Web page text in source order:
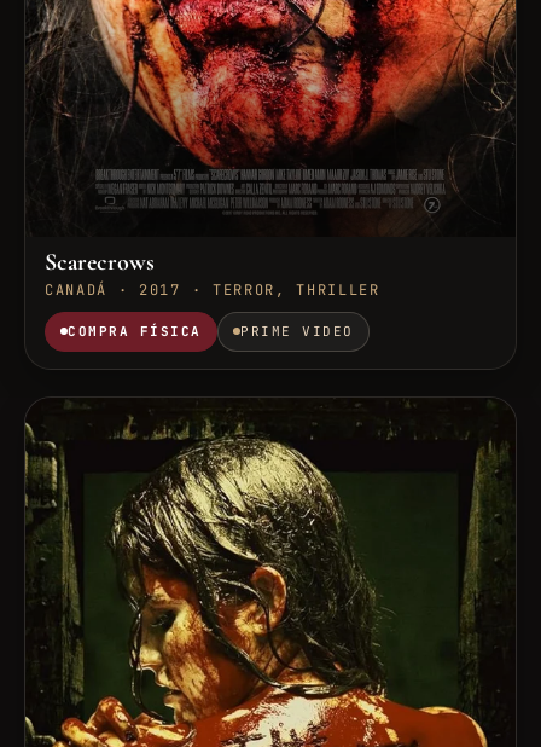
Scarecrows
CANADÁ · 2017 · TERROR, THRILLER
COMPRA FÍSICA PRIME VIDEO